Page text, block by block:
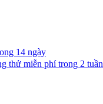
14 ngày
thử miễn phí trong 2 tuần